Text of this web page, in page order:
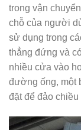
trong vận
chỗ của người
sử dụng trong
thẳng đứng và
nhiều cửa vào
đường ống, một
đặt để đảo chiều